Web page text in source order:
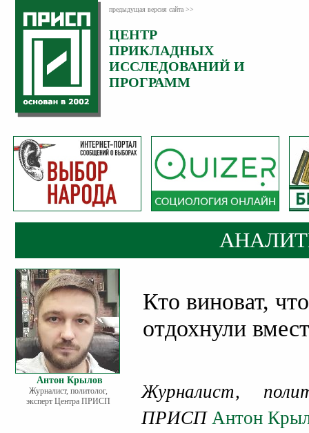
предыдущая версия сайта >>
ЦЕНТР
ПРИКЛАДНЫХ
ИССЛЕДОВАНИЙ И
ПРОГРАММ
Антон Крылов
Журналист, политолог,
эксперт Центра ПРИСП
Кто виноват,
отдохнули
Журналист,
ПРИСПАнтон
Категория:
Аналитика